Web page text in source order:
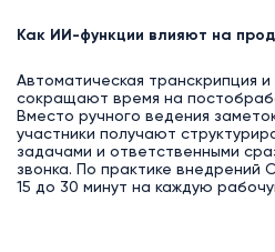
Как ИИ-функции влияют на
Автоматическая транскрипция
сокращают время на
Вместо ручного ведения
участники получают
задачами и ответственными
звонка. По практике внедрений
15 до 30 минут на каждую